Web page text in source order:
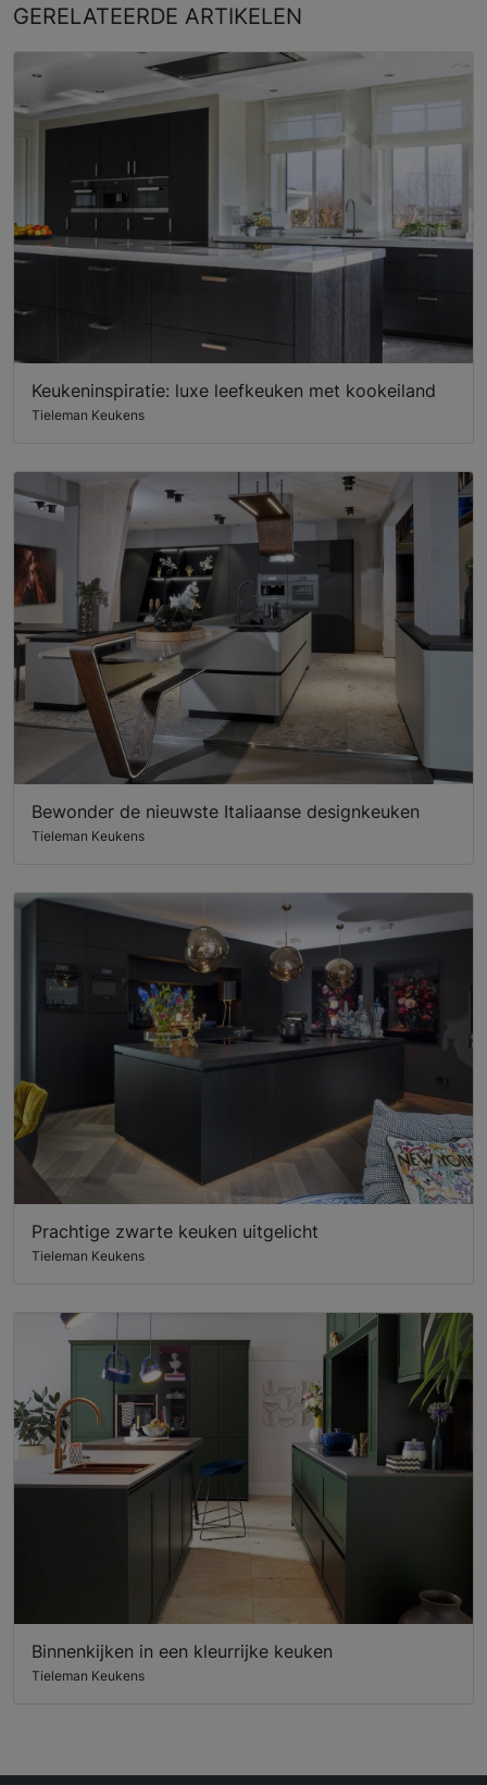
GERELATEERDE ARTIKELEN
Keukeninspiratie: luxe leefkeuken met kookeiland
Tieleman Keukens
Bewonder de nieuwste Italiaanse designkeuken
Tieleman Keukens
Prachtige zwarte keuken uitgelicht
Tieleman Keukens
Binnenkijken in een kleurrijke keuken
Tieleman Keukens